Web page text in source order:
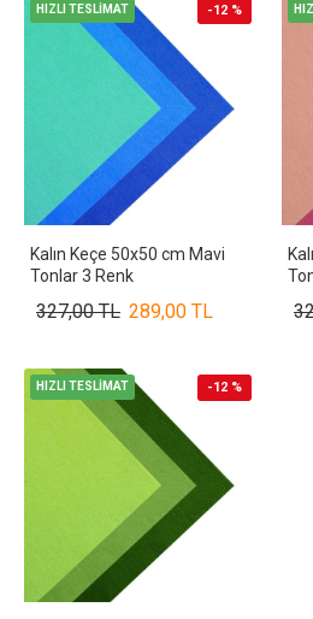
HIZLI TESLİMAT -12 %
Kalın Keçe 50x50 cm Mavi
Tonlar 3 Renk
289,00 TL
327,00 TL
HIZLI TESLİMAT -12 %